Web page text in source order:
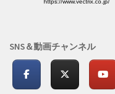
https://www.vectrix.co.jp/
SNS＆動画チャンネル